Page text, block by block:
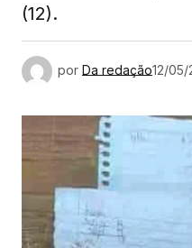
(12).
por Da redação12/05/